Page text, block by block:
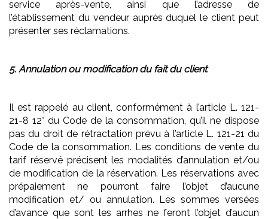
service après-vente, ainsi que l’adresse de
l’établissement du vendeur auprès duquel le client peut
présenter ses réclamations.
5. Annulation ou modification du fait du client
Il est rappelé au client, conformément à l’article L. 121-
21-8 12° du Code de la consommation, qu’il ne dispose
pas du droit de rétractation prévu à l’article L. 121-21 du
Code de la consommation. Les conditions de vente du
tarif réservé précisent les modalités d’annulation et/ou
de modification de la réservation. Les réservations avec
prépaiement ne pourront faire l’objet d’aucune
modification et/ ou annulation. Les sommes versées
d’avance que sont les arrhes ne feront l’objet d’aucun